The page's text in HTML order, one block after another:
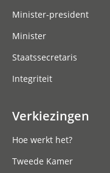
Minister-president
Minister
Staatssecretaris
Integriteit
Verkiezingen
Hoe werkt het?
Tweede Kamer